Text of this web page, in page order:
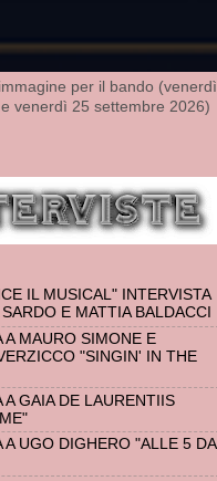
per il bando (venerdì
venerdì 25 settembre 2026)
IL MUSICAL" INTERVISTA
E MATTIA BALDACCI
A MAURO SIMONE E
"SINGIN' IN THE
A GAIA DE LAURENTIIS
A UGO DIGHERO "ALLE 5 DA